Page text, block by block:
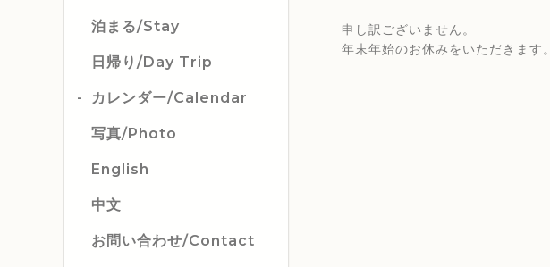
泊まる/Stay
日帰り/Day Trip
カレンダー/Calendar
写真/Photo
English
中文
お問い合わせ/Contact
申し訳ございません。
年末年始のお休みをいただきます。